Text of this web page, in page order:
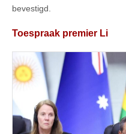
bevestigd.
Toespraak premier Li